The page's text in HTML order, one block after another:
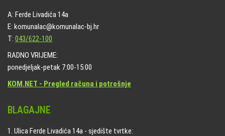
A: Ferde Livadića 14a
E: komunalac@komunalac-bj.hr
T: 043/622-100
RADNO VRIJEME:
ponedjeljak-petak 7:00-15:00
KOM.NET - Pregled računa i potrošnje
BLAGAJNE
1. Ulica Ferde Livadića 14a - sjedište tvrtke: